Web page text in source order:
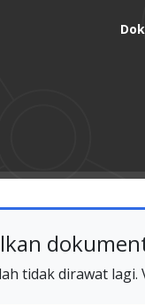
tidak dirawat